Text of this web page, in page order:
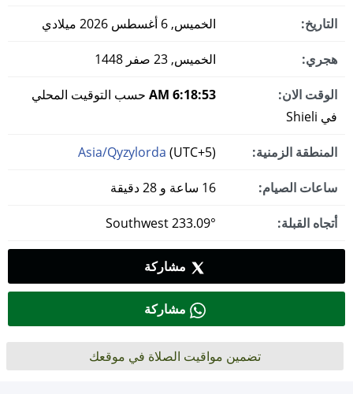
التاريخ: الخميس, 6 أغسطس 2026 ميلادي
هجري: الخميس, 23 صفر 1448
الوقت الان: 6:18:54 AM
حسب التوقيت المحلي
في Shieli
المنطقة الزمنية: Asia/Qyzylorda (UTC+5)
ساعات الصيام:
أتجاه القبلة:
مشاركة
مشاركة
تضمين مواقيت الصلاة في موقعك